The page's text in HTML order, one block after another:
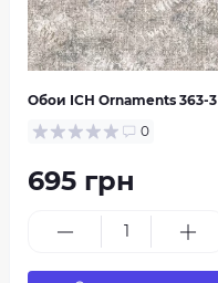
Обои ІСН Ornaments 363-3
0
695 грн